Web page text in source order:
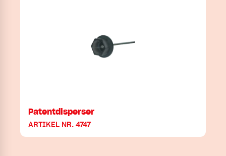
Patentdisperser
ARTIKEL NR. 4747